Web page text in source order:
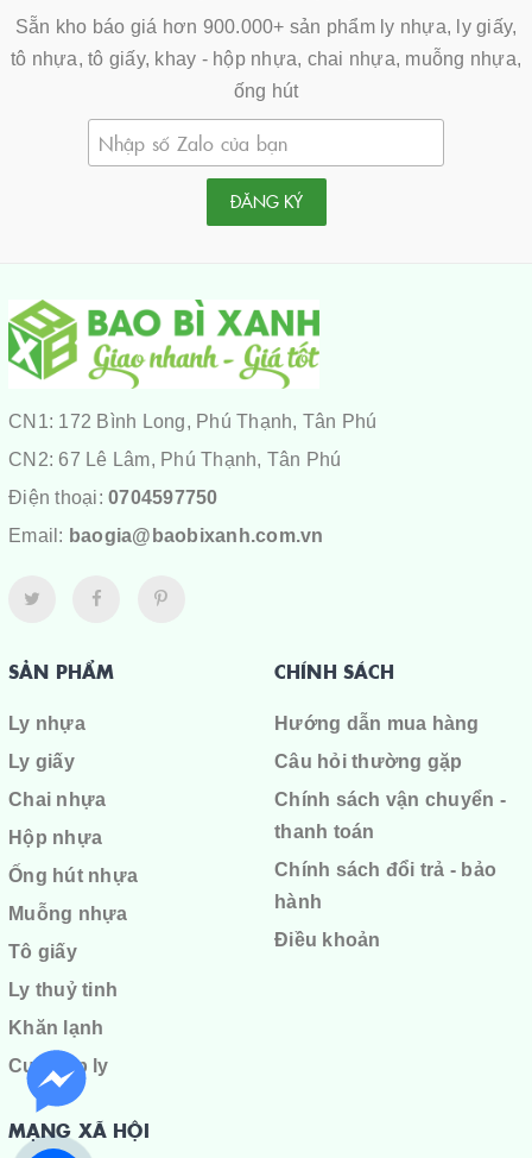
Sẵn kho báo giá hơn 900.000+ sản phẩm ly nhựa, ly giấy,
tô nhựa, tô giấy, khay - hộp nhựa, chai nhựa, muỗng nhựa,
ống hút
ĐĂNG KÝ
CN1: 172 Bình Long, Phú Thạnh, Tân Phú
CN2: 67 Lê Lâm, Phú Thạnh, Tân Phú
Điện thoại: 0704597750
Email: baogia@baobixanh.com.vn
SẢN PHẨM
Ly nhựa
Ly giấy
Chai nhựa
Hộp nhựa
Ống hút nhựa
Muỗng nhựa
Tô giấy
Ly thuỷ tinh
Khăn lạnh
Cuộn ép ly
CHÍNH SÁCH
Hướng dẫn mua hàng
Câu hỏi thường gặp
Chính sách vận chuyển -
thanh toán
Chính sách đổi trả - bảo
hành
Điều khoản
MẠNG XÃ HỘI